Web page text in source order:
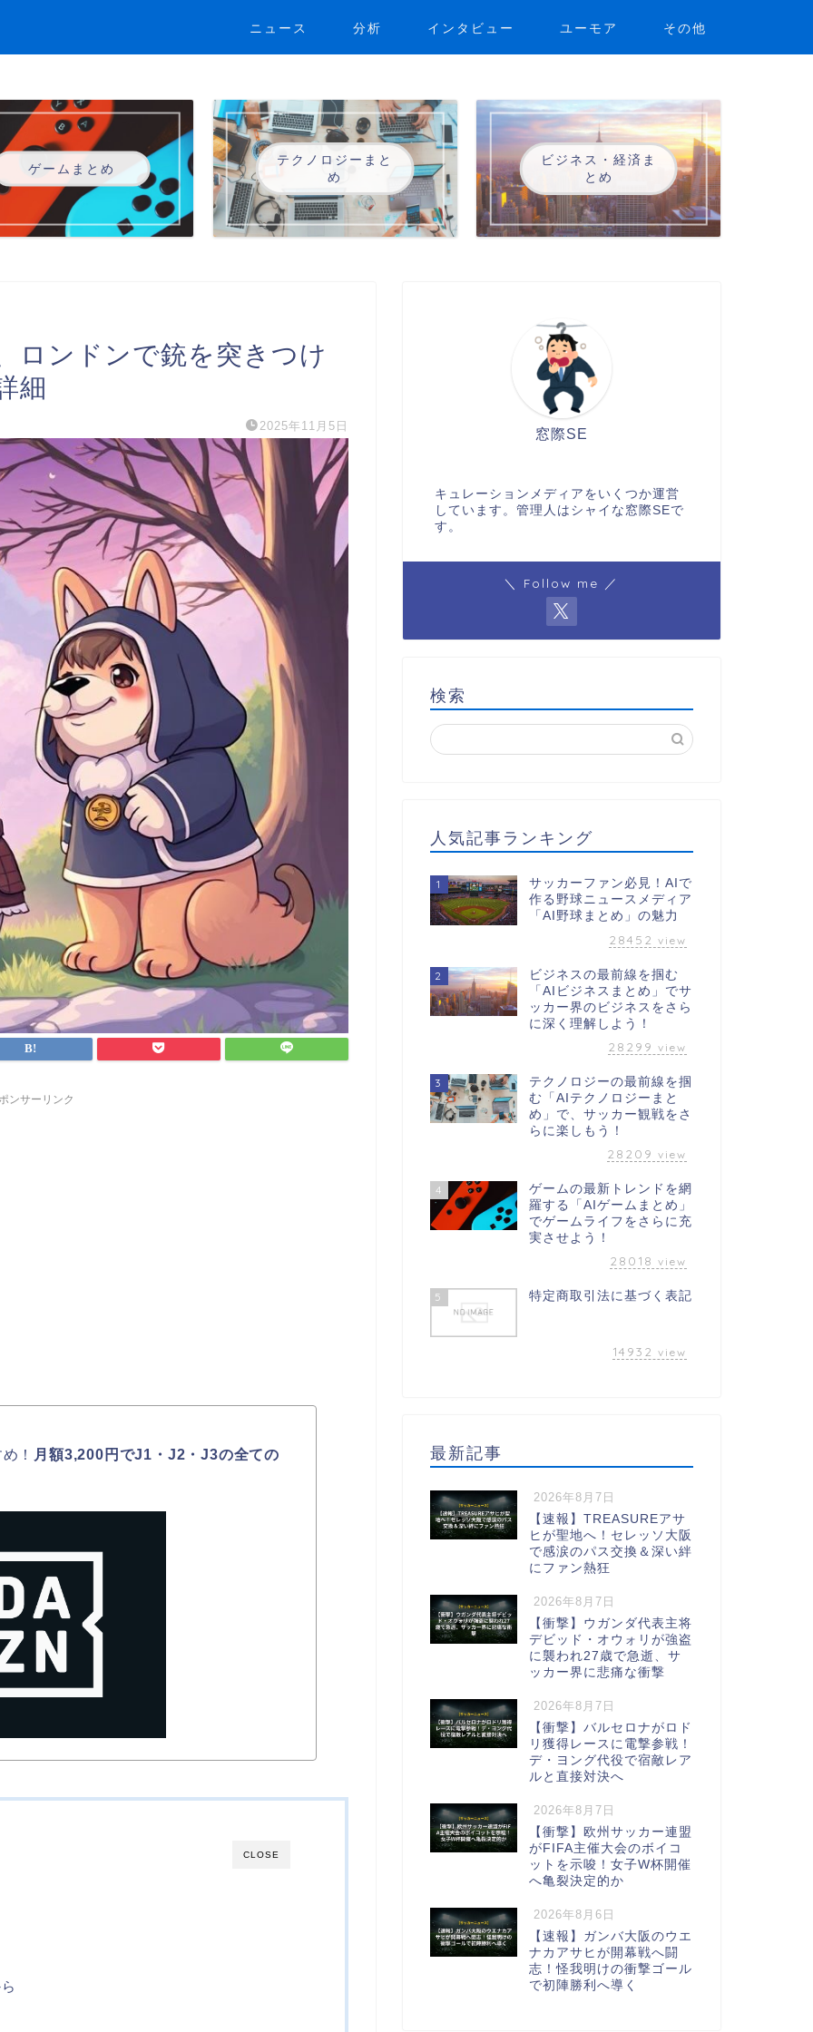
ニュース 分析 インタビュー ユーモア その他
ゲームまとめ
テクノロジーまと
め
ビジネス・経済ま
とめ
ロンドンで銃を突きつけ
細
2025年11月5日
ンサーリンク
！ 月額3,200円でJ1・J2・J3の全ての
CLOSE
窓際SE
キュレーションメディアをいくつか運営
しています。管理人はシャイな窓際SEで
す。
＼ Follow me ／
検索
人気記事ランキング
1
サッカーファン必見！AIで
作る野球ニュースメディア
「AI野球まとめ」の魅力
28452 view
2
ビジネスの最前線を掴む
「AIビジネスまとめ」でサ
ッカー界のビジネスをさら
に深く理解しよう！
28299 view
3
テクノロジーの最前線を掴
む「AIテクノロジーまと
め」で、サッカー観戦をさ
らに楽しもう！
28209 view
4
ゲームの最新トレンドを網
羅する「AIゲームまとめ」
でゲームライフをさらに充
実させよう！
28018 view
5 特定商取引法に基づく表記
14932 view
最新記事
2026年8月7日
【速報】TREASUREアサ
ヒが聖地へ！セレッソ大阪
で感涙のパス交換＆深い絆
にファン熱狂
2026年8月7日
【衝撃】ウガンダ代表主将
デビッド・オウォリが強盗
に襲われ27歳で急逝、サ
ッカー界に悲痛な衝撃
2026年8月7日
【衝撃】バルセロナがロド
リ獲得レースに電撃参戦！
デ・ヨング代役で宿敵レア
ルと直接対決へ
2026年8月7日
【衝撃】欧州サッカー連盟
がFIFA主催大会のボイコ
ットを示唆！女子W杯開催
へ亀裂決定的か
2026年8月6日
【速報】ガンバ大阪のウエ
ナカアサヒが開幕戦へ闘
志！怪我明けの衝撃ゴール
で初陣勝利へ導く